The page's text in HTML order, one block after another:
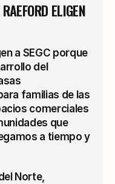
ELIGEN
a SEGC porque
del
familias de las
comerciales
que
a tiempo y
Norte,